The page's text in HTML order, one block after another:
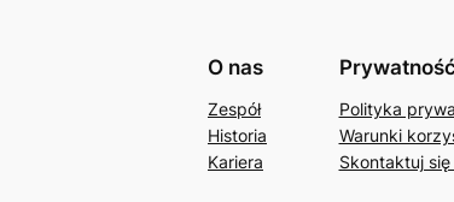
O nas
Zespół
Historia
Kariera
Prywatność
Polityka
Warunki
Skontaktuj